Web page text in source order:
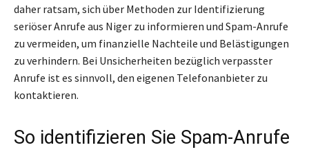
daher ratsam, sich über Methoden zur Identifizierung
seriöser Anrufe aus Niger zu informieren und Spam-Anrufe
zu vermeiden, um finanzielle Nachteile und Belästigungen
zu verhindern. Bei Unsicherheiten bezüglich verpasster
Anrufe ist es sinnvoll, den eigenen Telefonanbieter zu
kontaktieren.
So identifizieren Sie Spam-Anrufe